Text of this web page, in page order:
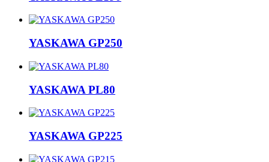
YASKAWA GP250
YASKAWA PL80
YASKAWA GP225